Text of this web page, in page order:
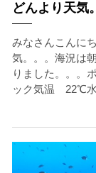
どんより天気
みなさんこんに
気。。。海況は
りました。。。
ック気温 22℃